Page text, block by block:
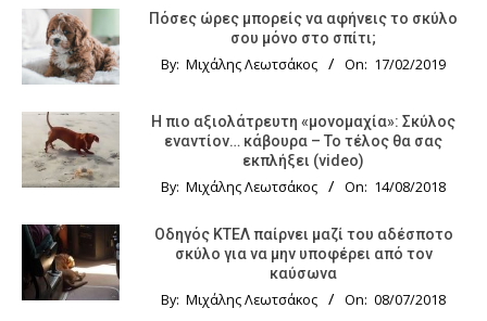
Πόσες ώρες μπορείς να αφήνεις το σκύλο
σου μόνο στο σπίτι;
By: Μιχάλης Λεωτσάκος On: 17/02/2019
Η πιο αξιολάτρευτη «μονομαχία»: Σκύλος
εναντίον… κάβουρα – Το τέλος θα σας
εκπλήξει (video)
By: Μιχάλης Λεωτσάκος On: 14/08/2018
Οδηγός KTΕΛ παίρνει μαζί του αδέσποτο
σκύλο για να μην υποφέρει από τον
καύσωνα
By: Μιχάλης Λεωτσάκος On: 08/07/2018